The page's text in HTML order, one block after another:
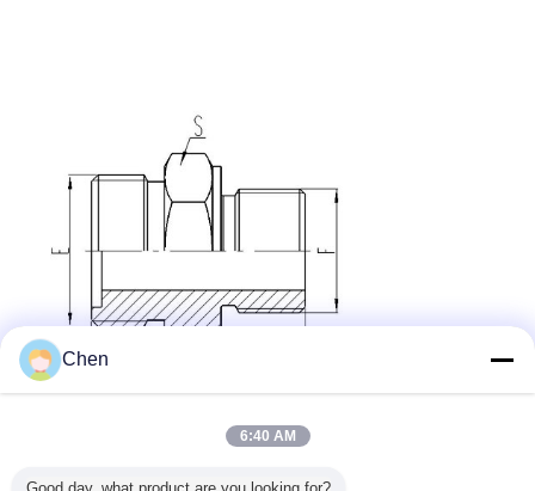
Garnitures hydrauliques de tuyau
reliez vite les garnitures garnitures de tube hydrauliques
Chen
6:40 AM